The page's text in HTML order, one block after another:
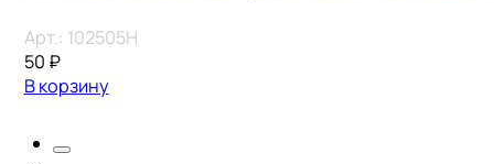
Арт.: 102505H
50 ₽
В корзину